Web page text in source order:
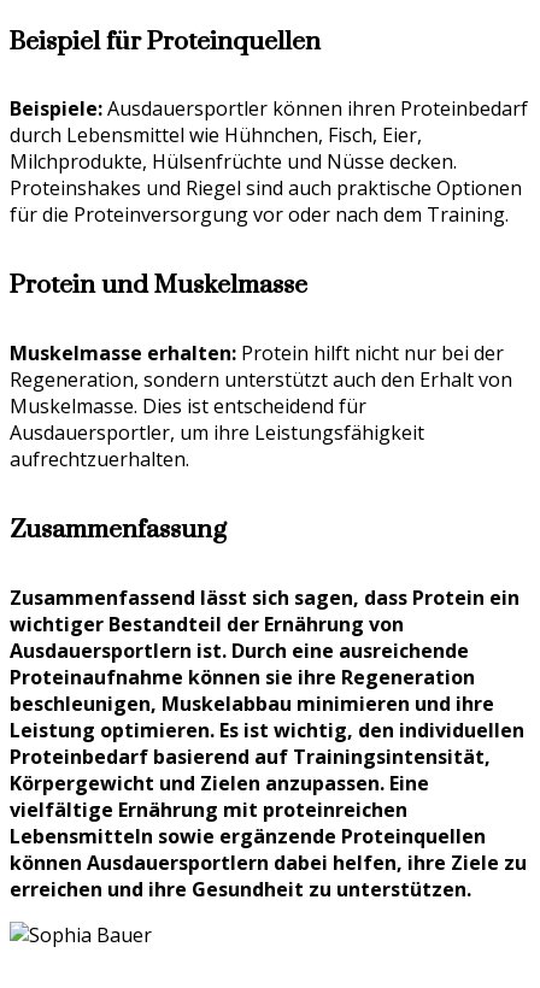
Beispiel für Proteinquellen
Beispiele:Ausdauersportler können ihren Proteinbedarf
durch Lebensmittel wie Hühnchen, Fisch, Eier,
Milchprodukte, Hülsenfrüchte und Nüsse decken.
Proteinshakes und Riegel sind auch praktische Optionen
für die Proteinversorgung vor oder nach dem Training.
Protein und Muskelmasse
Muskelmasse erhalten: Protein hilft nicht nur bei der
Regeneration, sondern unterstützt auch den Erhalt von
Muskelmasse. Dies ist entscheidend für
Ausdauersportler, um ihre Leistungsfähigkeit
aufrechtzuerhalten.
Zusammenfassung
Zusammenfassend lässt sich sagen, dass Protein ein
wichtiger Bestandteil der Ernährung von
Ausdauersportlern ist. Durch eine ausreichende
Proteinaufnahme können sie ihre Regeneration
beschleunigen, Muskelabbau minimieren und ihre
Leistung optimieren. Es ist wichtig, den individuellen
Proteinbedarf basierend auf Trainingsintensität,
Körpergewicht und Zielen anzupassen. Eine
vielfältige Ernährung mit proteinreichen
Lebensmitteln sowie ergänzende Proteinquellen
können Ausdauersportlern dabei helfen, ihre Ziele zu
erreichen und ihre Gesundheit zu unterstützen.